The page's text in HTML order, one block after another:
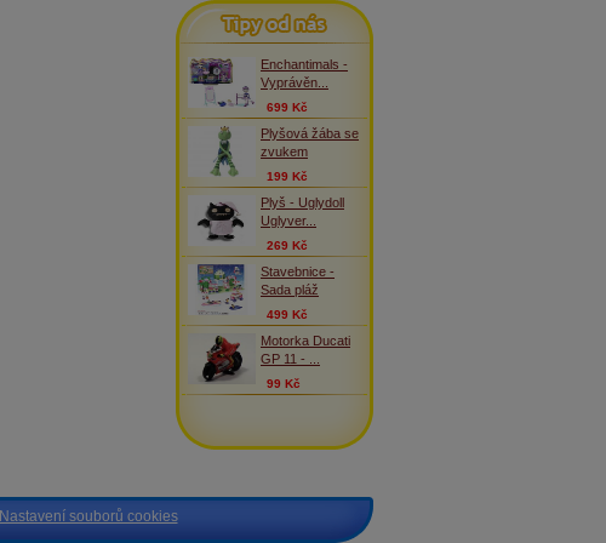
Tipy od nás
Enchantimals -
Vyprávěn...
699 Kč
Plyšová žába se
zvukem
199 Kč
Plyš - Uglydoll
Uglyver...
269 Kč
Stavebnice -
Sada pláž
499 Kč
Motorka Ducati
GP 11 - ...
99 Kč
Nastavení souborů cookies